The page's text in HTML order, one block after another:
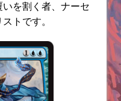
を割く者、ナーセ
トです。